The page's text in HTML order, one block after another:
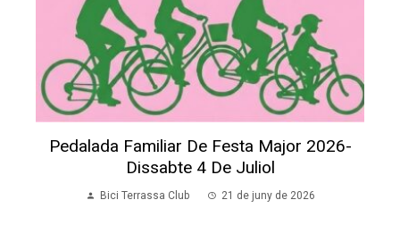
Pedalada Familiar De Festa Major 2026-
Dissabte 4 De Juliol
Bici Terrassa Club 21 de juny de 2026